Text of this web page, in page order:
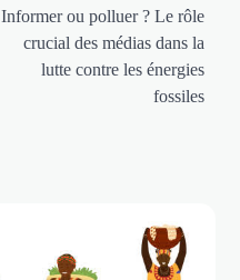
Informer ou polluer ? Le rôle
crucial des médias dans la
lutte contre les énergies
fossiles